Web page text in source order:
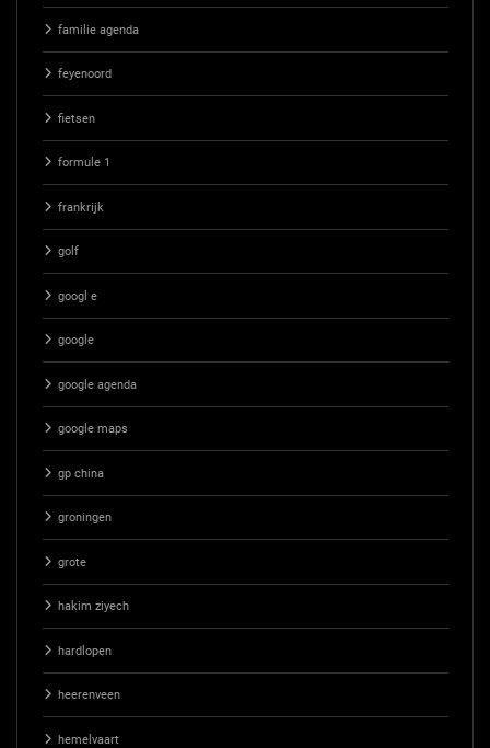
familie agenda
feyenoord
fietsen
formule 1
frankrijk
golf
googl e
google
google agenda
google maps
gp china
groningen
grote
hakim ziyech
hardlopen
heerenveen
hemelvaart